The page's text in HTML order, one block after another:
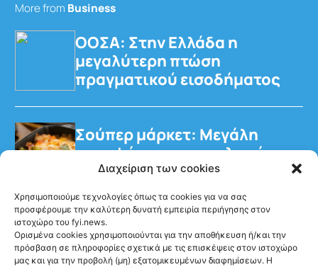
Διαχείριση των cookies
Χρησιμοποιούμε τεχνολογίες όπως τα cookies για να σας
προσφέρουμε την καλύτερη δυνατή εμπειρία περιήγησης στον
ιστοχώρο του fyi.news.
Ορισμένα cookies χρησιμοποιούνται για την αποθήκευση ή/και την
πρόσβαση σε πληροφορίες σχετικά με τις επισκέψεις στον ιστοχώρο
μας και για την προβολή (μη) εξατομικευμένων διαφημίσεων. Η
More from Business
ΟΟΣΑ: Στην Ελλάδα η
μεγαλύτερη πτώση
πραγματικού εισοδήματος
Σούπερ μάρκετ: Μεγάλη
στροφή των καταναλωτών
στα έτοιμα γεύματα